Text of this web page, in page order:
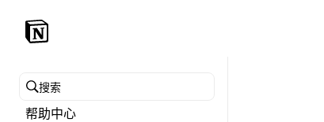
搜索帮助中心
帮助中心